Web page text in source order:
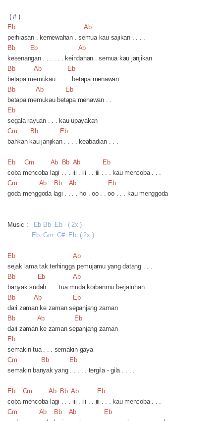
( # )
Eb Ab
perhiasan . kemewahan . semua kau sajikan . . . .
Bb Eb Ab
kesenangan . . . . . . keindahan . semua kau janjikan
Bb Ab Eb
betapa memukau . . . . betapa menawan
Bb Ab Eb
betapa memukau betapa menawan . .
Eb
segala rayuan . . . kau upayakan
Cm Bb Eb
bahkan kau janjikan . . . . keabadian . . .
Eb Cm Ab Bb Ab Eb
coba mencoba lagi . . . iii . iii . . iii . . . kau mencoba . . .
Cm Ab Bb Ab Eb
goda menggoda lagi . . . . ho . oo . . oo . . . kau menggoda
Music :
Eb Bb Eb ( 2x )
Eb Gm C# Eb ( 2x )
Eb Ab
sejak lama tak terhingga pemujamu yang datang . . .
Bb Eb Ab
banyak sudah . . . tua muda korbanmu berjatuhan
Bb Ab Eb
dari zaman ke zaman sepanjang zaman
Bb Ab Eb
dari zaman ke zaman sepanjang zaman
Eb
semakin tua . . . semakin gaya
Cm Bb Eb
semakin banyak yang . . . . . tergila - gila . . . .
Eb Cm Ab Bb Ab Eb
coba mencoba lagi . . . iii . iii . . iii . . . kau mencoba . . .
Cm Ab Bb Ab Eb